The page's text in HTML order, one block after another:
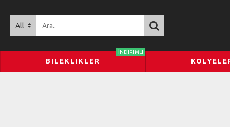
All
BILEKLIKLER
İNDIRIMLI